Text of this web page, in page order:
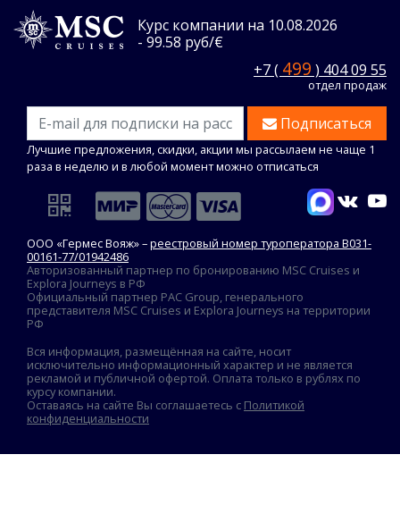
Курс компании на 10.08.2026
- 99.58 руб/€
+7 ( 499 ) 404 09 55
отдел продаж
Подписаться
Лучшие предложения, скидки, акции мы рассылаем не чаще 1
раза в неделю и в любой момент можно отписаться
ООО «Гермес Вояж» –реестровый номер туроператора В031-
00161-77/01942486
Авторизованный партнер по бронированию MSC Cruises и
Explora Journeys в РФ
Официальный партнер PAC Group, генерального
представителя MSC Cruises и Explora Journeys на территории
РФ
Вся информация, размещённая на сайте, носит
исключительно информационный характер и не является
рекламой и публичной офертой. Оплата только в рублях по
курсу компании.
Оставаясь на сайте Вы соглашаетесь с Политикой
конфиденциальности